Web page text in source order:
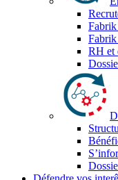
Fabrik
RH et